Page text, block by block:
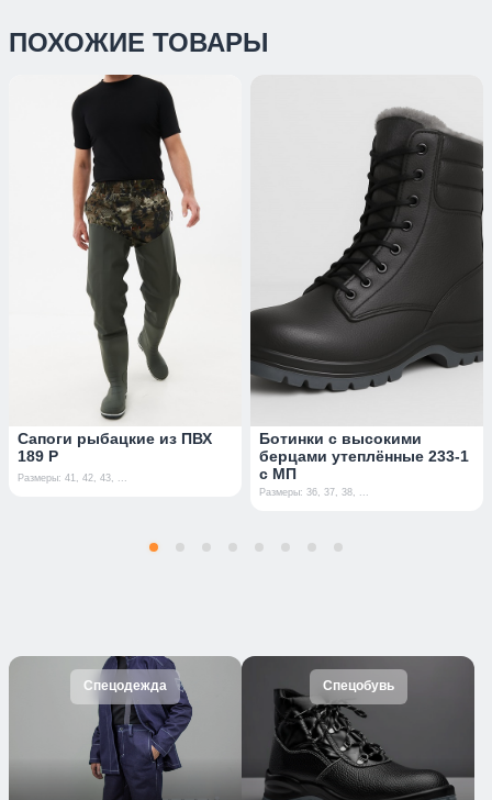
ПОХОЖИЕ ТОВАРЫ
Сапоги рыбацкие из ПВХ
189 Р
Размеры: 41, 42, 43, ...
Ботинки с высокими
берцами утеплённые 233-1
с МП
Размеры: 36, 37, 38, ...
Спецодежда Спецобувь